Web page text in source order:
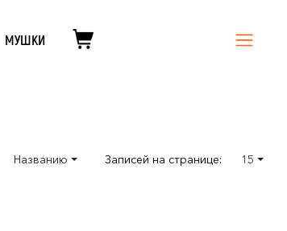
МУШКИ
Названию Записей на странице: 15